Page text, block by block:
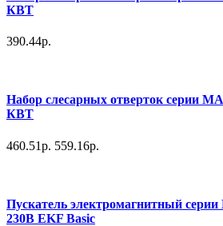
КВТ
390.44р.
Набор слесарных отверток серии
КВТ
460.51р. 559.16р.
Пускатель электромагнитный
230В EKF Basic